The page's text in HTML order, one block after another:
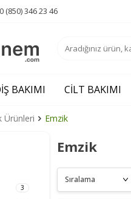
(850) 346 23 46
BAKIMI CILT BAKIMI
Ürünleri Emzik
3
Emzik